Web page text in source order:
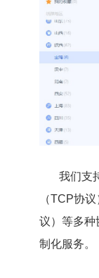
我们支
（TCP协
议）等多种
制化服务。